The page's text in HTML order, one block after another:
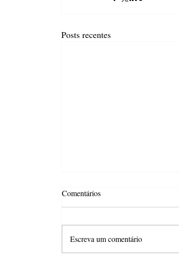
Posts recentes
Comentários
Escreva um comentário